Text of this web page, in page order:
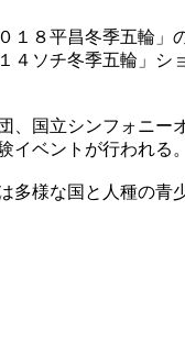
８平昌冬季五輪
ソチ冬季五輪」シ
国立シンフォニ
ベントが行われる。
様な国と人種の